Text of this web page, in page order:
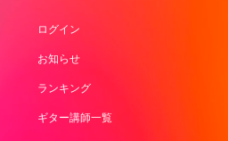
ログイン
お知らせ
ランキング
ギター講師一覧